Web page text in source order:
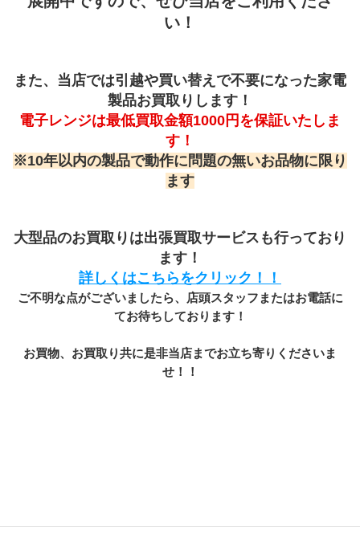
い！
﻿また、当店では引越や買い替えで不要になった家電
製品お買取りします！
電子レンジは最低買取金額1000円を保証いたしま
す！
※10年以内の製品で動作に問題の無いお品物に限り
ます
大型品のお買取りは出張買取サービスも行っており
ます！
詳しくはこちらをクリック！！
ご不明な点がございましたら、店頭スタッフまたはお電話に
てお待ちしております！
お買物、お買取り共に是非当店までお立ち寄りくださいま
せ！！